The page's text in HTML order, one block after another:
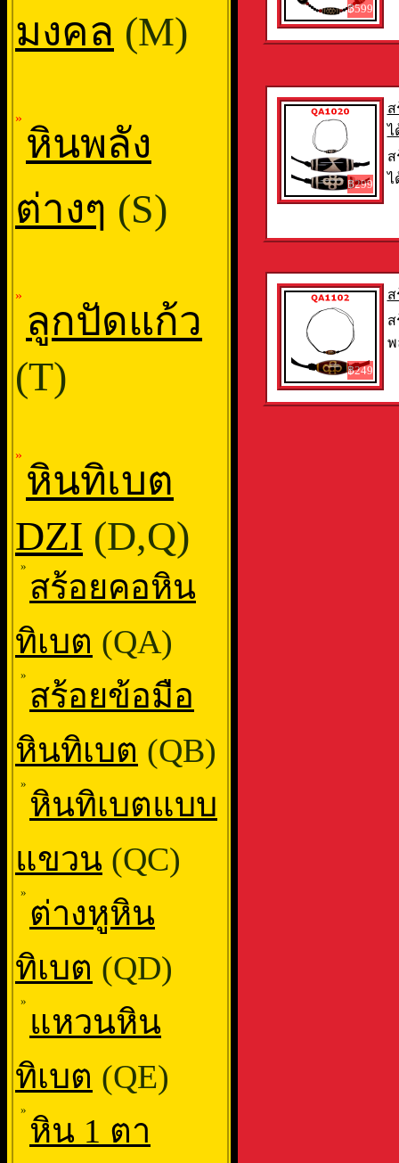
มงคล (M)
»
หินพลัง
ต่างๆ (S)
»
ลูกปัดแก้ว
(T)
»
หินทิเบต
DZI (D,Q)
»
สร้อยคอหิน
ทิเบต (QA)
»
สร้อยข้อมือ
หินทิเบต (QB)
»
หินทิเบตแบบ
แขวน (QC)
»
ต่างหูหิน
ทิเบต (QD)
»
แหวนหิน
ทิเบต (QE)
»
หิน 1 ตา
฿599
฿299
ไ
ไ
฿249
พ